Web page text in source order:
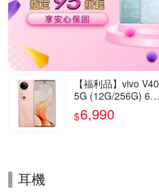
【福利品】vivo V40
5G (12G/256G) 6.7
8吋智慧型手機(9成
新)
$6,990
耳機